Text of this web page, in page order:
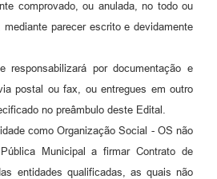
comprovado, ou anulada, no todo ou
parecer escrito e devidamente
por documentação e
postal ou fax, ou entregues em outro
no preâmbulo deste Edital.
como Organização Social - OS não
Municipal a firmar Contrato de
entidades qualificadas, as quais não